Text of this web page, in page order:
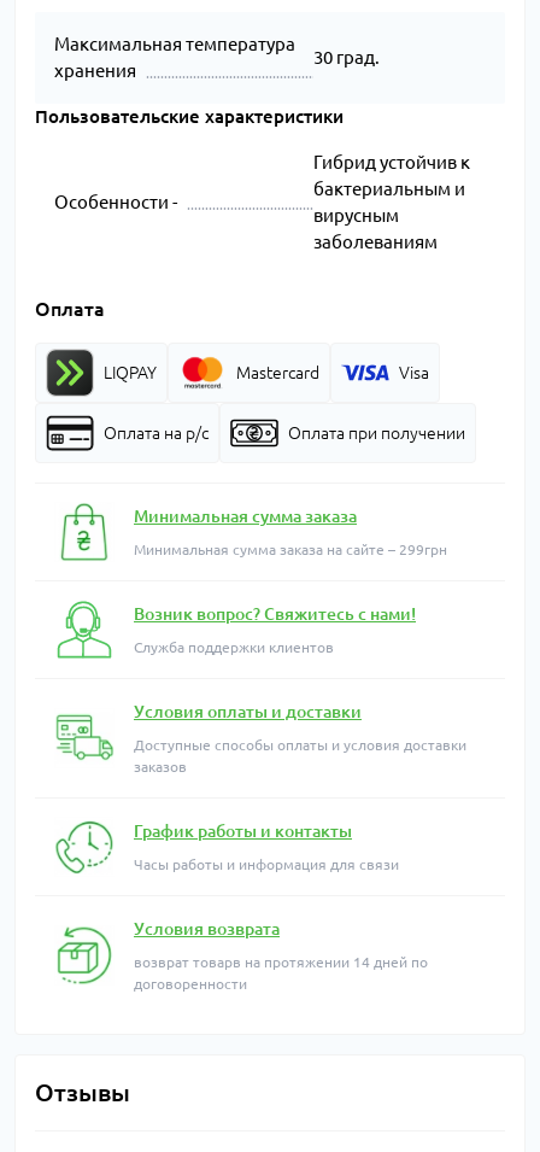
Максимальная температура
хранения
30 град.
Пользовательские характеристики
Особенности -
Гибрид устойчив к
бактериальным и
вирусным
заболеваниям
Оплата
LIQPAY Mastercard Visa
Оплата на р/с Оплата при получении
Минимальная сумма заказа
Минимальная сумма заказа на сайте – 299грн
Возник вопрос? Свяжитесь с нами!
Служба поддержки клиентов
Условия оплаты и доставки
Доступные способы оплаты и условия доставки
заказов
График работы и контакты
Часы работы и информация для связи
Условия возврата
возврат товарв на протяжении 14 дней по
договоренности
Отзывы